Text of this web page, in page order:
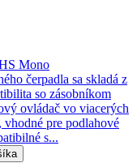
Mono
čerpadla sa skladá z
so zásobníkom
ovládač vo viacerých
pre podlahové
s...